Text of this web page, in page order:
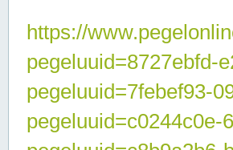
https://
pegeluuid=8727ebfd-
pegeluuid=7febef93-
pegeluuid=c0244c0e-